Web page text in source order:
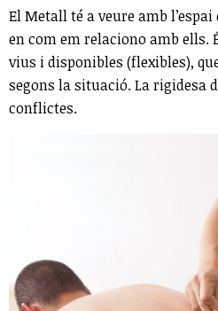
El Metall té a veure amb
en com em relaciono amb
vius i disponibles (flexibles),
segons la situació. La rigidesa
conflictes.